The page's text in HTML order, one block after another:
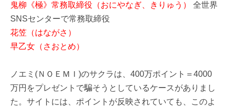
鬼柳《極》常務取締役（おにやなぎ、きりゅう）
全世界
SNSセンターで常務取締役
花笠（はながさ）
早乙女（さおとめ）
ノエミ(ＮＯＥＭＩ)のサクラは、400万ポイント＝4000
万円をプレゼントで騙そうとしているケースがありまし
た。サイトには、ポイントが反映されていても、このよ